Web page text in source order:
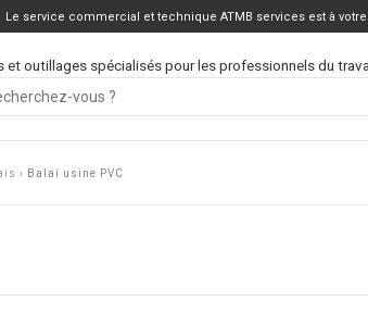
Le service commercial et technique ATMB services est à
et outillages spécialisés pour les professionnels du
› Balai usine PVC